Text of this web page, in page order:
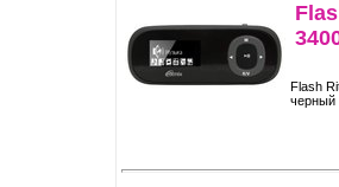
Flash
черный